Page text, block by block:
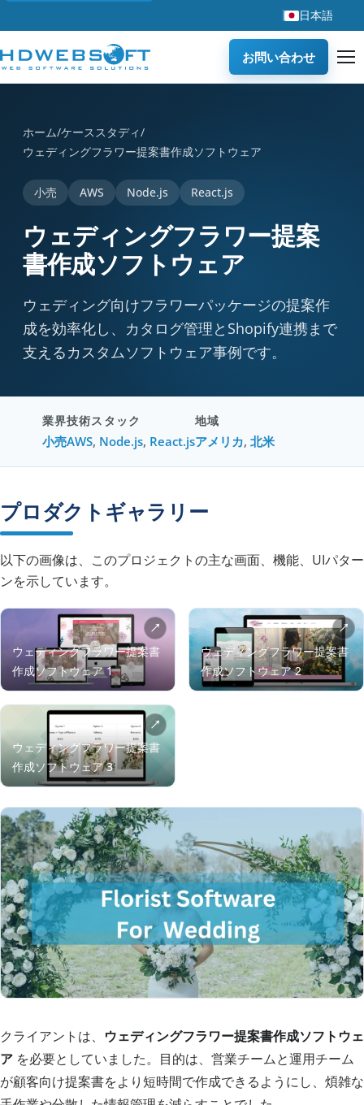
日本語
お問い合わせ
ホーム/ケーススタディ/
ウェディングフラワー提案書作成ソフトウェア
小売 AWS Node.js React.js
ウェディングフラワー提案
書作成ソフトウェア
ウェディング向けフラワーパッケージの提案作
成を効率化し、カタログ管理とShopify連携まで
支えるカスタムソフトウェア事例です。
業界
小売
技術スタック
AWS, Node.js, React.js
地域
アメリカ,北米
プロダクトギャラリー
以下の画像は、このプロジェクトの主な画面、機能、UIパター
ンを示しています。
クライアントは、 ウェディングフラワー提案書作成ソフトウェ
ア を必要としていました。目的は、営業チームと運用チーム
が顧客向け提案書をより短時間で作成できるようにし、煩雑な